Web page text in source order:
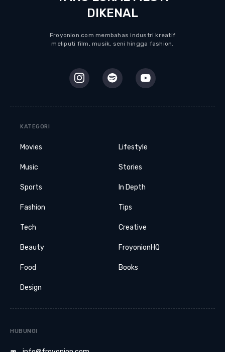
KATEGORI
Movies
Music
Sports
Fashion
Tech
Beauty
Food
Design
Lifestyle
Stories
In Depth
Tips
Creative
FroyonionHQ
Books
DIKENAL
Froyonion.com membahas industri kreatif
meliputi film, musik, seni hingga fashion.
HUBUNGI